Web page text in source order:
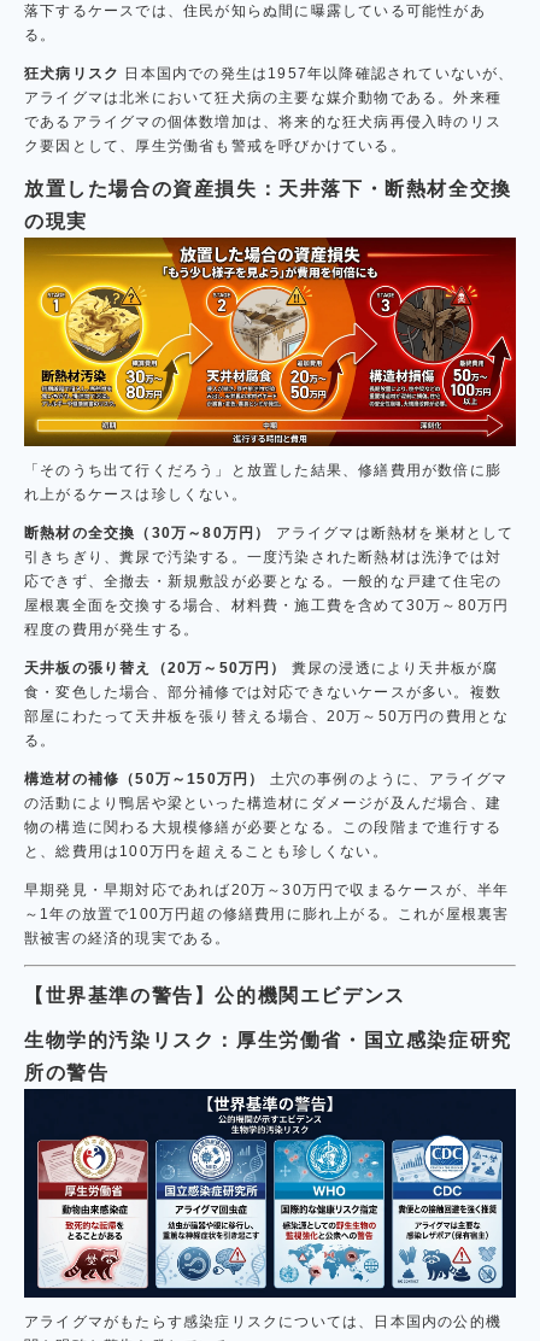
落下するケースでは、住民が知らぬ間に曝露している可能性があ
る。
狂犬病リスク 日本国内での発生は1957年以降確認されていないが、
アライグマは北米において狂犬病の主要な媒介動物である。外来種
であるアライグマの個体数増加は、将来的な狂犬病再侵入時のリス
ク要因として、厚生労働省も警戒を呼びかけている。
放置した場合の資産損失：天井落下・断熱材全交換
の現実
「そのうち出て行くだろう」と放置した結果、修繕費用が数倍に膨
れ上がるケースは珍しくない。
断熱材の全交換（30万～80万円）
アライグマは断熱材を巣材として
引きちぎり、糞尿で汚染する。一度汚染された断熱材は洗浄では対
応できず、全撤去・新規敷設が必要となる。一般的な戸建て住宅の
屋根裏全面を交換する場合、材料費・施工費を含めて30万～80万円
程度の費用が発生する。
天井板の張り替え（20万～50万円）
糞尿の浸透により天井板が腐
食・変色した場合、部分補修では対応できないケースが多い。複数
部屋にわたって天井板を張り替える場合、20万～50万円の費用とな
る。
構造材の補修（50万～150万円）
土穴の事例のように、アライグマ
の活動により鴨居や梁といった構造材にダメージが及んだ場合、建
物の構造に関わる大規模修繕が必要となる。この段階まで進行する
と、総費用は100万円を超えることも珍しくない。
早期発見・早期対応であれば20万～30万円で収まるケースが、半年
～1年の放置で100万円超の修繕費用に膨れ上がる。これが屋根裏害
獣被害の経済的現実である。
【世界基準の警告】公的機関エビデンス
生物学的汚染リスク：厚生労働省・国立感染症研究
所の警告
アライグマがもたらす感染症リスクについては、日本国内の公的機